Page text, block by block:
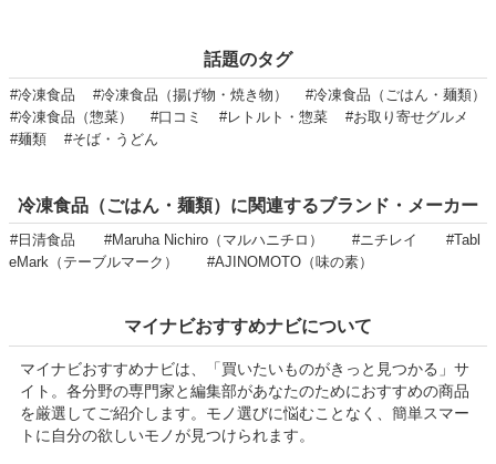
話題のタグ
#冷凍食品 #冷凍食品（揚げ物・焼き物）
#冷凍食品（ごはん・麺類）
#冷凍食品（惣菜）
#口コミ #レトルト・惣菜
#お取り寄せグルメ
#麺類
#そば・うどん
冷凍食品（ごはん・麺類）に関連するブランド・メーカー
#日清食品 #Maruha Nichiro（マルハニチロ） #ニチレイ
#Tabl
eMark（テーブルマーク）
#AJINOMOTO（味の素）
マイナビおすすめナビについて
マイナビおすすめナビは、「買いたいものがきっと見つかる」サ
イト。各分野の専門家と編集部があなたのためにおすすめの商品
を厳選してご紹介します。モノ選びに悩むことなく、簡単スマー
トに自分の欲しいモノが見つけられます。